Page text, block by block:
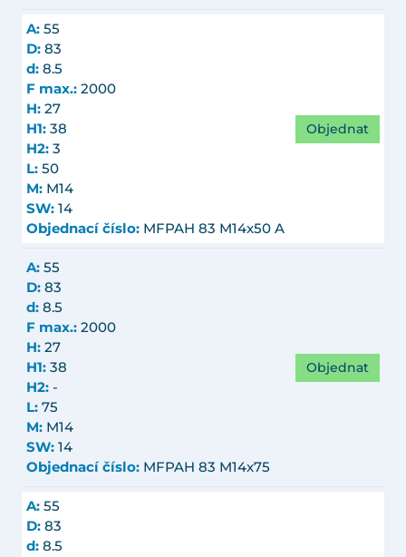
A: 55
D: 83
d: 8.5
F max.: 2000
H: 27
H1: 38
H2: 3
L: 50
M: M14
SW: 14
Objednací číslo: MFPAH 83 M14x50 A
Objednat
A: 55
D: 83
d: 8.5
F max.: 2000
H: 27
H1: 38
H2: -
L: 75
M: M14
SW: 14
Objednací číslo: MFPAH 83 M14x75
Objednat
A: 55
D: 83
d: 8.5